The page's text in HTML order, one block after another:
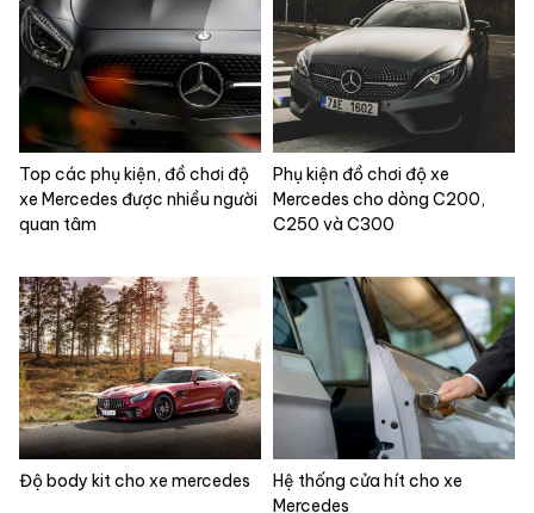
Top các phụ kiện, đồ chơi độ
xe Mercedes được nhiều người
quan tâm
Phụ kiện đồ chơi độ xe
Mercedes cho dòng C200,
C250 và C300
Độ body kit cho xe mercedes
Hệ thống cửa hít cho xe
Mercedes